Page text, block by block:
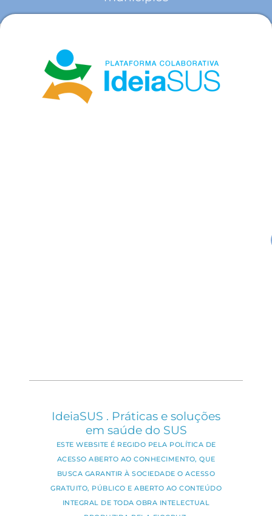
IdeiaSUS . Práticas e soluções
em saúde do SUS
ESTE WEBSITE É REGIDO PELA POLÍTICA DE
ACESSO ABERTO AO CONHECIMENTO, QUE
BUSCA GARANTIR À SOCIEDADE O ACESSO
GRATUITO, PÚBLICO E ABERTO AO CONTEÚDO
INTEGRAL DE TODA OBRA INTELECTUAL